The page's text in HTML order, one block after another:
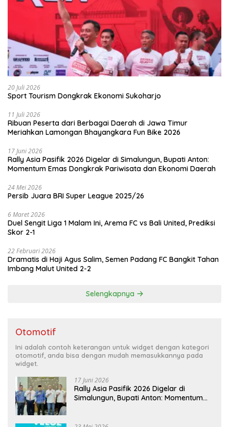
20 Juli 2026
Sport Tourism Dongkrak Ekonomi Sukoharjo
11 Juli 2026
Ribuan Peserta dari Berbagai Daerah di Jawa Timur
Meriahkan Lamongan Bhayangkara Fun Bike 2026
17 Juni 2026
Rally Asia Pasifik 2026 Digelar di Simalungun, Bupati Anton:
Momentum Emas Dongkrak Pariwisata dan Ekonomi Daerah
24 Mei 2026
Persib Juara BRI Super League 2025/26
6 Maret 2026
Duel Sengit Liga 1 Malam Ini, Arema FC vs Bali United, Prediksi
Skor 2-1
22 Februari 2026
Dramatis di Haji Agus Salim, Semen Padang FC Bangkit Tahan
Imbang Malut United 2-2
Selengkapnya
Otomotif
Ini adalah contoh keterangan untuk widget dengan kategori
otomotif, anda bisa dengan mudah memasukkannya pada
widget.
17 Juni 2026
Rally Asia Pasifik 2026 Digelar di
Simalungun, Bupati Anton: Momentum